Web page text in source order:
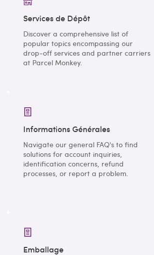
Services de Dépôt
Discover a comprehensive list of
popular topics encompassing our
drop-off services and partner carriers
at Parcel Monkey.
Informations Générales
Navigate our general FAQ's to find
solutions for account inquiries,
identification concerns, refund
processes, or report a problem.
Emballage